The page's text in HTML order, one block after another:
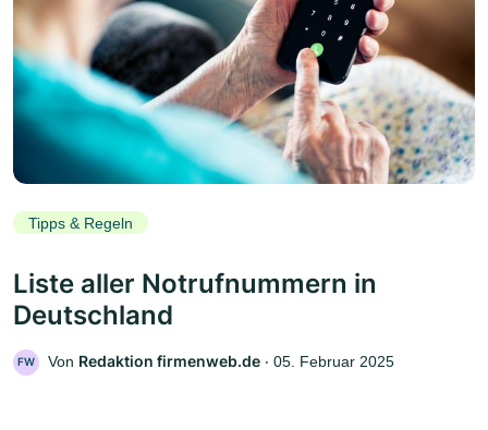
Tipps & Regeln
Liste aller Notrufnummern in
Deutschland
FW Von Redaktion firmenweb.de ‧ 05. Februar 2025